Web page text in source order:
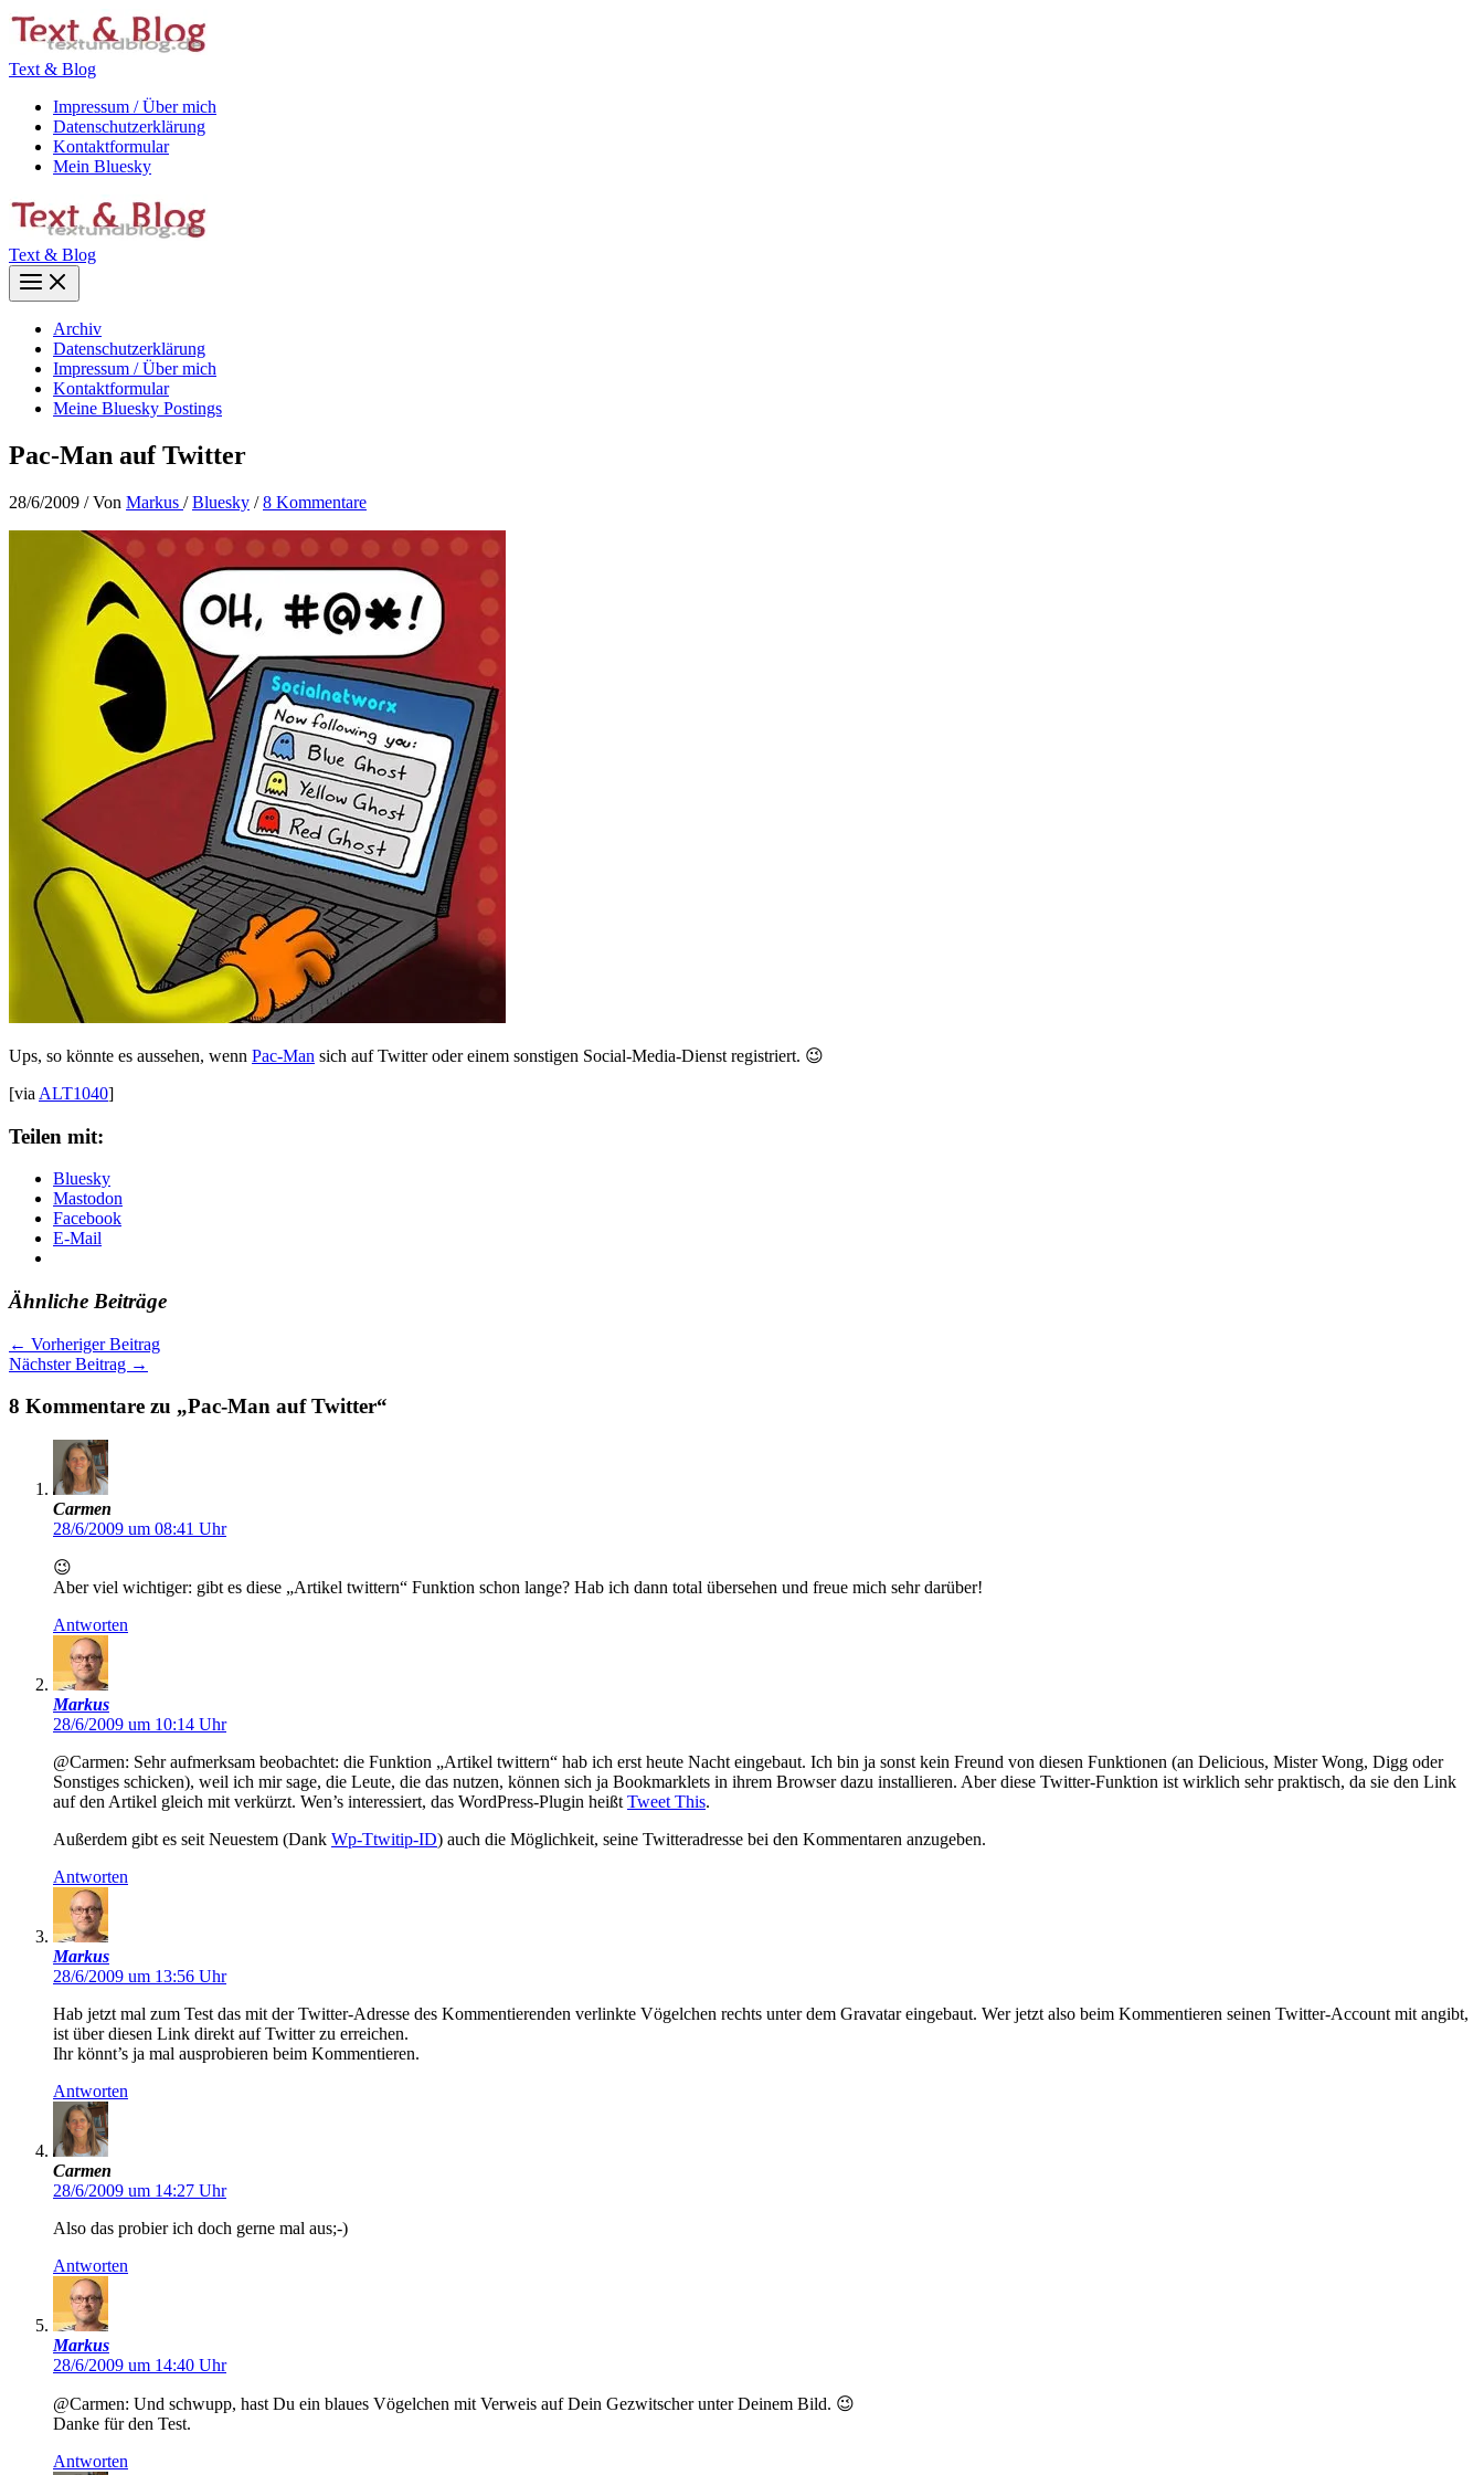
Zum
Inhalt
Text & Blog
Impressum / Über mich
Datenschutzerklärung
Kontaktformular
Mein Bluesky
Text & Blog
Main
Menu
Archiv
Datenschutzerklärung
Impressum / Über mich
Kontaktformular
Meine Bluesky Postings
Pac-Man auf Twitter
28/6/2009 / Von Markus /Bluesky /8 Kommentare
Ups, so könnte es aussehen, wenn Pac-Man sich auf Twitter oder einem sonstigen Social-Media-Dienst registriert. 😉
[via ALT1040]
Teilen mit:
Bluesky
Mastodon
Facebook
E-Mail
Ähnliche Beiträge
← Vorheriger Beitrag
Nächster Beitrag →
8 Kommentare zu „Pac-Man auf Twitter“
Carmen
28/6/2009 um 08:41 Uhr
😉
Aber viel wichtiger: gibt es diese „Artikel twittern“ Funktion schon lange? Hab ich dann total übersehen und freue mich sehr darüber!
Antworten
Markus
28/6/2009 um 10:14 Uhr
@Carmen: Sehr aufmerksam beobachtet: die Funktion „Artikel twittern“ hab ich erst heute Nacht eingebaut. Ich bin ja sonst kein Freund von diesen Funktionen (an Delicious, Mister Wong, Digg oder
Sonstiges schicken), weil ich mir sage, die Leute, die das nutzen, können sich ja Bookmarklets in ihrem Browser dazu installieren. Aber diese Twitter-Funktion ist wirklich sehr praktisch, da sie den Link
auf den Artikel gleich mit verkürzt. Wen’s interessiert, das WordPress-Plugin heißt Tweet This.
Außerdem gibt es seit Neuestem (Dank Wp-Ttwitip-ID) auch die Möglichkeit, seine Twitteradresse bei den Kommentaren anzugeben.
Antworten
Markus
28/6/2009 um 13:56 Uhr
Hab jetzt mal zum Test das mit der Twitter-Adresse des Kommentierenden verlinkte Vögelchen rechts unter dem Gravatar eingebaut. Wer jetzt also beim Kommentieren seinen Twitter-Account mit angibt,
ist über diesen Link direkt auf Twitter zu erreichen.
Ihr könnt’s ja mal ausprobieren beim Kommentieren.
Antworten
Carmen
28/6/2009 um 14:27 Uhr
Also das probier ich doch gerne mal aus;-)
Antworten
Markus
28/6/2009 um 14:40 Uhr
@Carmen: Und schwupp, hast Du ein blaues Vögelchen mit Verweis auf Dein Gezwitscher unter Deinem Bild. 😉
Danke für den Test.
Antworten